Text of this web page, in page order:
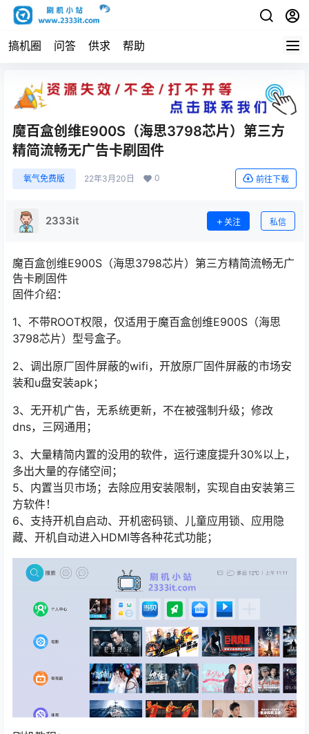
搞机圈 问答 供求 帮助
魔百盒创维E900S（海思3798芯片）第三方
精简流畅无广告卡刷固件
氧气免费版 22年3月20日 0 前往下载
2333it 关注 私信
魔百盒创维E900S（海思3798芯片）第三方精简流畅无广
告卡刷固件
固件介绍：
1、不带ROOT权限，仅适用于魔百盒创维E900S（海思
3798芯片）型号盒子。
2、调出原厂固件屏蔽的wifi，开放原厂固件屏蔽的市场安
装和u盘安装apk；
3、无开机广告，无系统更新，不在被强制升级；修改
dns，三网通用；
3、大量精简内置的没用的软件，运行速度提升30%以上，
多出大量的存储空间；
5、内置当贝市场；去除应用安装限制，实现自由安装第三
方软件！
6、支持开机自启动、开机密码锁、儿童应用锁、应用隐
藏、开机自动进入HDMI等各种花式功能；